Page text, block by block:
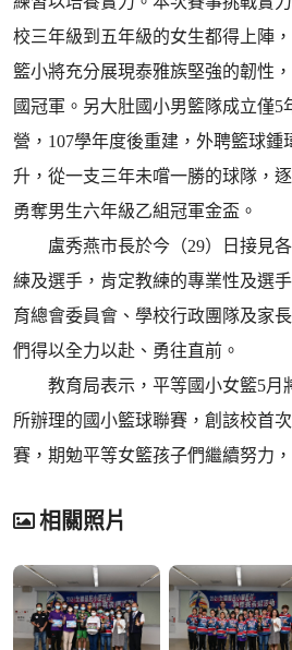
校三年級到五年級的女生都得上陣
籃小將充分展現泰雅族堅強的韌性
國冠軍。另大肚國小男籃隊成立僅5
營，107學年度後重建，外聘籃球鍾
升，從一支三年未嚐一勝的球隊，
勇奪男生六年級乙組冠軍金盃。
盧秀燕市長於今（29）日接見各
練及選手，肯定教練的專業性及選
育總會委員會、學校行政團隊及家
們得以全力以赴、勇往直前。
教育局表示，平等國小女籃5月
所辦理的國小籃球聯賽，創該校首
賽，期勉平等女籃孩子們繼續努力
相關照片